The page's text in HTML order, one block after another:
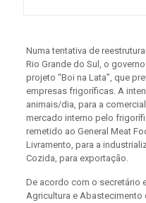
Numa tentativa de
Rio Grande do Sul, o
projeto “Boi na Lata”, que
empresas frigoríficas. A
animais/dia, para a
mercado interno pelo
remetido ao General Meat
Livramento, para a
Cozida, para exportação.
De acordo com o secretário
Agricultura e Abastecimento